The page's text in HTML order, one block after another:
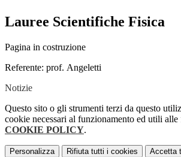
Lauree Scientifiche Fisica
Pagina in costruzione
Referente: prof. Angeletti
Notizie
Questo sito o gli strumenti terzi da questo
cookie necessari al funzionamento ed utili
COOKIE POLICY.
Personalizza Rifiuta tutti i cookies Accetta